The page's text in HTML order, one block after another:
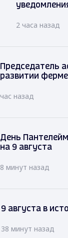
2 часа назад
Председатель
развитии
час назад
День
на 9 августа
8 минут назад
9 августа в
38 минут назад